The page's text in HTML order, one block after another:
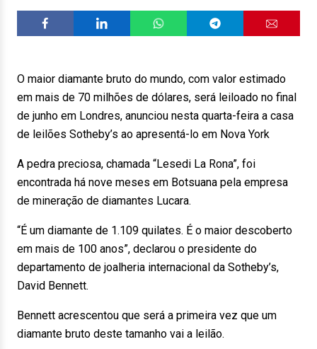
O maior diamante bruto do mundo, com valor estimado
em mais de 70 milhões de dólares, será leiloado no final
de junho em Londres, anunciou nesta quarta-feira a casa
de leilões Sotheby’s ao apresentá-lo em Nova York
A pedra preciosa, chamada “Lesedi La Rona”, foi
encontrada há nove meses em Botsuana pela empresa
de mineração de diamantes Lucara.
“É um diamante de 1.109 quilates. É o maior descoberto
em mais de 100 anos”, declarou o presidente do
departamento de joalheria internacional da Sotheby’s,
David Bennett.
Bennett acrescentou que será a primeira vez que um
diamante bruto deste tamanho vai a leilão.